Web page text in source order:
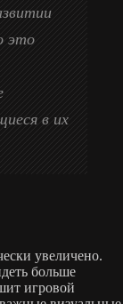
это
в их
увеличено.
больше
игровой